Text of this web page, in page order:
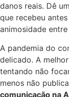
danos reais. Dê
que recebeu
animosidade
A pandemia do
delicado. A
tentando não
menos não
comunicação na